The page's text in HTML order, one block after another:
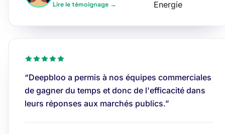
Lire le témoignage →
“Deepbloo a permis à nos équipes commerciales
de gagner du temps et donc de l'efficacité dans
leurs réponses aux marchés publics.”